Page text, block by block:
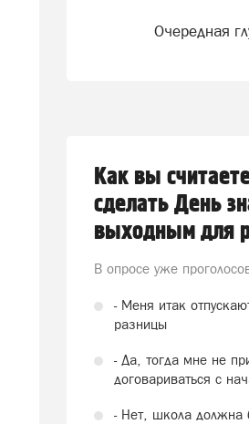
Очередная
Как вы
сделать День
выходным для
В опросе уже
- Меня итак
разницы
- Да, тогда мне не
договариваться с
- Нет, школа должна